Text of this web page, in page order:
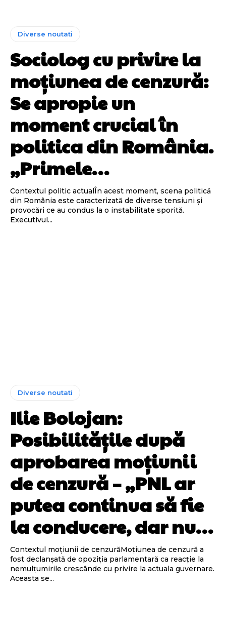
Diverse noutati
Sociolog cu privire la
moțiunea de cenzură:
Se apropie un
moment crucial în
politica din România.
„Primele…
Contextul politic actualÎn acest moment, scena politică
din România este caracterizată de diverse tensiuni și
provocări ce au condus la o instabilitate sporită.
Executivul...
Diverse noutati
Ilie Bolojan:
Posibilitățile după
aprobarea moțiunii
de cenzură – „PNL ar
putea continua să fie
la conducere, dar nu…
Contextul moțiunii de cenzurăMoțiunea de cenzură a
fost declanșată de opoziția parlamentară ca reacție la
nemulțumirile crescânde cu privire la actuala guvernare.
Aceasta se...